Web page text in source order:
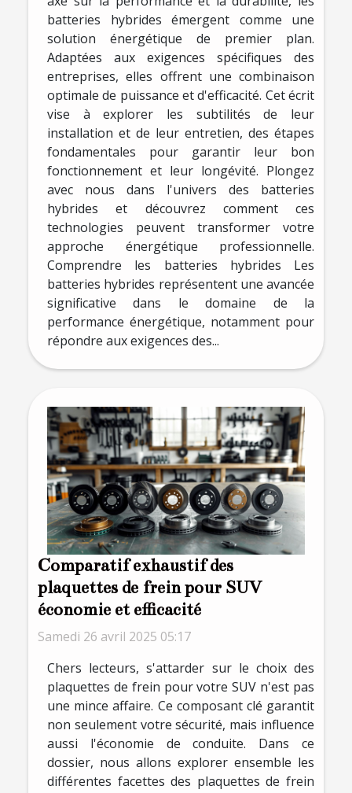
batteries hybrides émergent comme une
solution énergétique de premier plan.
Adaptées aux exigences spécifiques des
entreprises, elles offrent une combinaison
optimale de puissance et d'efficacité. Cet écrit
vise à explorer les subtilités de leur
installation et de leur entretien, des étapes
fondamentales pour garantir leur bon
fonctionnement et leur longévité. Plongez
avec nous dans l'univers des batteries
hybrides et découvrez comment ces
technologies peuvent transformer votre
approche énergétique professionnelle.
Comprendre les batteries hybrides Les
batteries hybrides représentent une avancée
significative dans le domaine de la
performance énergétique, notamment pour
répondre aux exigences des...
Comparatif exhaustif des
plaquettes de frein pour SUV
économie et efficacité
Samedi 26 avril 2025 05:17
Chers lecteurs, s'attarder sur le choix des
plaquettes de frein pour votre SUV n'est pas
une mince affaire. Ce composant clé garantit
non seulement votre sécurité, mais influence
aussi l'économie de conduite. Dans ce
dossier, nous allons explorer ensemble les
différentes facettes des plaquettes de frein